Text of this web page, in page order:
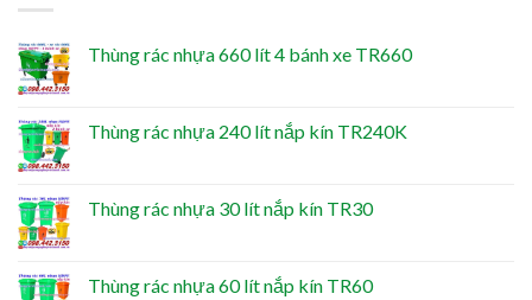
Thùng rác nhựa 660 lít 4 bánh xe TR660
Thùng rác nhựa 240 lít nắp kín TR240K
Thùng rác nhựa 30 lít nắp kín TR30
Thùng rác nhựa 60 lít nắp kín TR60